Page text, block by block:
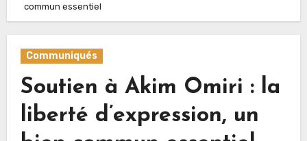
commun essentiel
Communiqués
Soutien à Akim Omiri : la
liberté d’expression, un